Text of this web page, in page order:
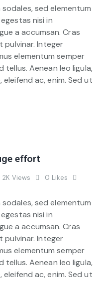
sed elementum
nisi in
a accumsan. Cras
pulvinar. Integer
elementum semper
tellus. Aenean leo ligula,
ac, enim. Sed ut
effort
2K Views 0 Likes
sed elementum
nisi in
a accumsan. Cras
pulvinar. Integer
elementum semper
tellus. Aenean leo ligula,
ac, enim. Sed ut